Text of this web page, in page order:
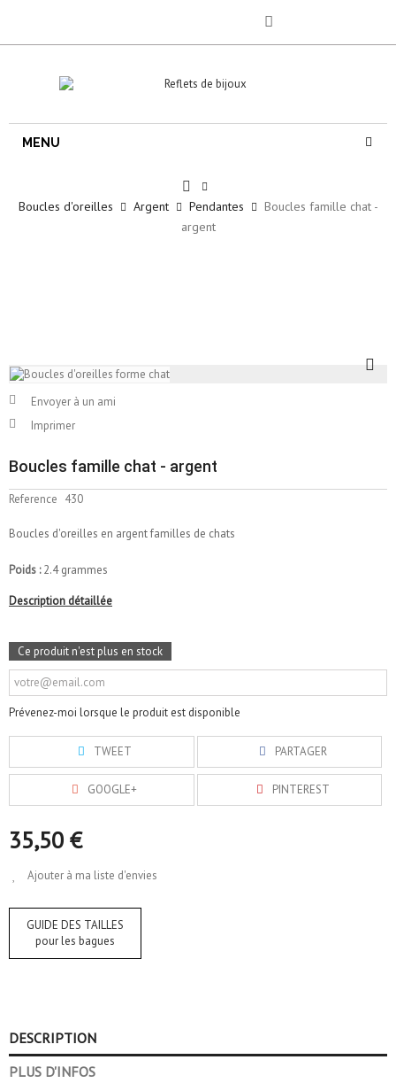
MENU
Boucles d'oreilles Argent Pendantes
Boucles famille chat -
argent
Envoyer à un ami
Imprimer
Boucles famille chat - argent
Reference 430
Boucles d'oreilles en argent familles de chats
Poids :2.4 grammes
Description détaillée
Ce produit n'est plus en stock
Prévenez-moi lorsque le produit est disponible
TWEET PARTAGER
GOOGLE+ PINTEREST
35,50 €
Ajouter à ma liste d'envies
GUIDE DES TAILLES
pour les bagues
DESCRIPTION
PLUS D'INFOS